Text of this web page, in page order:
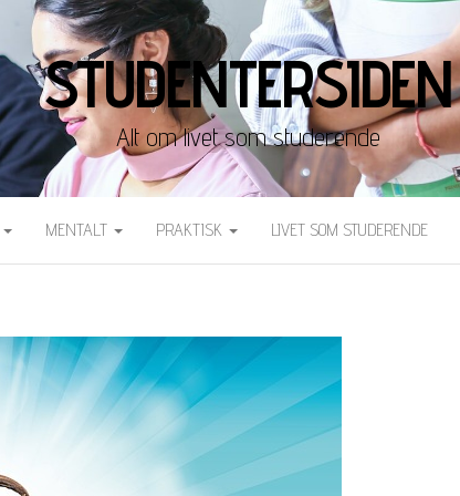
STUDENTERSIDEN
Alt om livet som studerende
MENTALT PRAKTISK LIVET SOM STUDERENDE